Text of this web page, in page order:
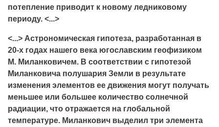
потепление приводит к новому ледниковому
периоду. <...>
<...> Астрономическая гипотеза, разработанная в
20-х годах нашего века югославским геофизиком
М. Миланковичем. В соответствии с гипотезой
Миланковича полушария Земли в результате
изменения элементов ее движения могут получать
меньшее или большее количество солнечной
радиации, что отражается на глобальной
температуре. Миланкович выделил три элемента